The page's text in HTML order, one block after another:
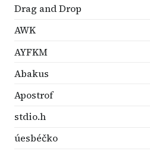
Drag and Drop
AWK
AYFKM
Abakus
Apostrof
stdio.h
úesbéčko